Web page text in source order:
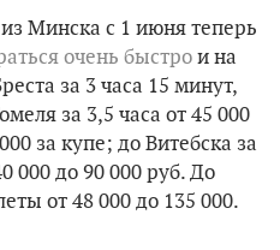
Минска с 1 июня теперь
очень быстрои на
за 3 часа 15 минут,
за 3,5 часа от 45 000
за купе; до Витебска за
000 до 90 000 руб. До
от 48 000 до 135 000.